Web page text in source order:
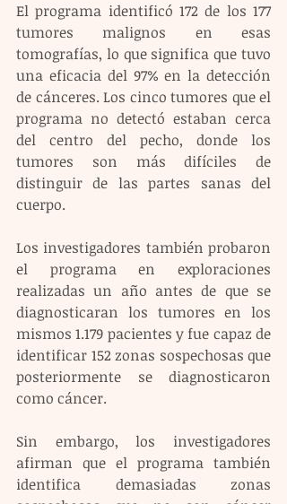
El programa identificó 172 de los 177
tumores malignos en esas
tomografías, lo que significa que tuvo
una eficacia del 97% en la detección
de cánceres. Los cinco tumores que el
programa no detectó estaban cerca
del centro del pecho, donde los
tumores son más difíciles de
distinguir de las partes sanas del
cuerpo.
Los investigadores también probaron
el programa en exploraciones
realizadas un año antes de que se
diagnosticaran los tumores en los
mismos 1.179 pacientes y fue capaz de
identificar 152 zonas sospechosas que
posteriormente se diagnosticaron
como cáncer.
Sin embargo, los investigadores
afirman que el programa también
identifica demasiadas zonas